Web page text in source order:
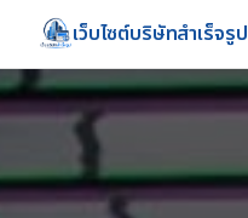
เว็บไซต์บริษัทสำเร็จรูป